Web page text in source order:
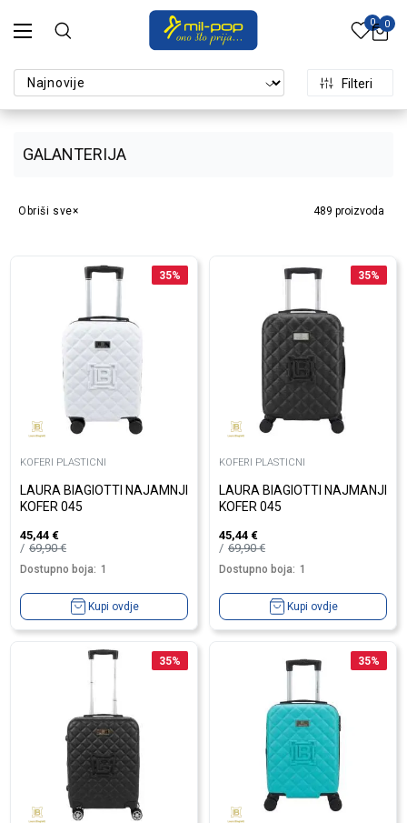
0 0
GALANTERIJA
Filteri
489 proizvoda
Obriši sve
35%
KOFERI PLASTICNI
LAURA BIAGIOTTI NAJAMNJI
KOFER 045
45,44 €
69,90€
Dostupno boja: 1
Kupi ovdje
35%
KOFERI PLASTICNI
LAURA BIAGIOTTI NAJMANJI
KOFER 045
45,44 €
69,90€
Dostupno boja: 1
Kupi ovdje
35% 35%